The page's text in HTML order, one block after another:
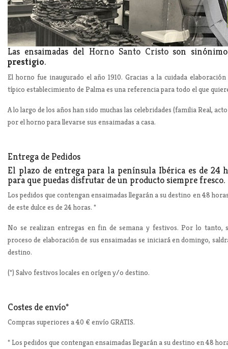
Las ensaimadas del Horno Santo Cristoson
prestigio.
El horno fue inaugurado el año 1910. Gracias a la cuidada
típico establecimiento de Palma es una referencia para todo el que
A lo largo de los años han sido muchas las celebridades (familia Real,
por el horno para llevarse sus ensaimadas a casa.
Entrega de Pedidos
El plazo de entrega para la península Ibérica es de 24
para que puedas disfrutar de un producto siempre fresco.
Los pedidos que contengan ensaimadas llegarán a su destino en 48
de este dulce es de 24 horas. *
No se realizan entregas en fin de semana y festivos. Por lo tanto,
proceso de elaboración de sus ensaimadas se iniciará en domingo,
destino.
(*) Salvo festivos locales en orígen y/o destino.
Costes de envío*
Compras superiores a 40 € envío GRATIS.
* Los pedidos que contengan ensaimadas llegarán a su destino en 48